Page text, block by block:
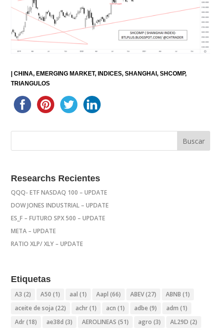
|CHINA EMERGING MARKET INDICES SHANGHAI SHCOMP
TRIANGULOS
Researchs Recientes
QQQ- ETF NASDAQ 100 – UPDATE
DOW JONES INDUSTRIAL – UPDATE
ES_F – FUTURO SPX 500 – UPDATE
META – UPDATE
RATIO XLP/ XLY – UPDATE
Etiquetas
A3 (2) A50 (1) aal (1) Aapl (66) ABEV(27) ABNB (1)
aceite de soja (22) achr(1) acn (1) adbe (9) adm (1)
Adr(18) ae38d (3) AEROLINEAS (51) agro (3) AL29D (2)